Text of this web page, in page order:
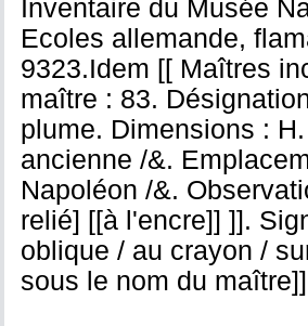
Inventaire du Musée
Ecoles allemande,
9323.Idem [[ Maîtres
maître : 83.
plume. Dimensions :
ancienne /&.
Napoléon /&.
relié] [[à l'encre]] ]].
oblique / au crayon /
sous le nom du